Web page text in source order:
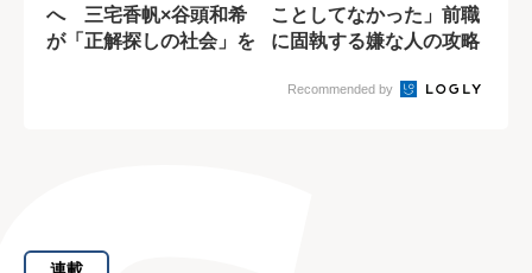
へ 三宅香帆×谷頭和希
が「正解探しの社会」を
ことしてなかった」前職
に固執する嫌な人の攻略
Recommended by
連載